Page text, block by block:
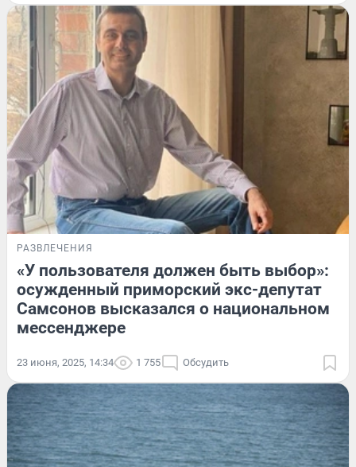
РАЗВЛЕЧЕНИЯ
«У пользователя должен быть выбор»:
осужденный приморский экс-депутат
Самсонов высказался о национальном
мессенджере
23 июня, 2025, 14:34 1 755 Обсудить